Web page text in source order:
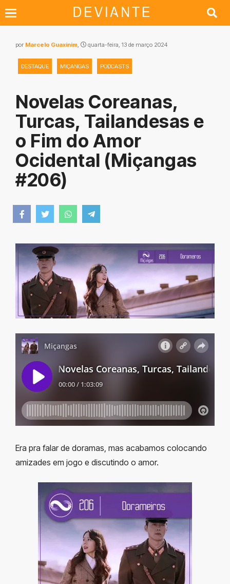
por Marcelo Guaxinim, quarta-feira, 13 de março 2024
DESTAQUE MIÇANGAS PODCASTS
Novelas Coreanas,
Turcas, Tailandesas e
o Fim do Amor
Ocidental (Miçangas
#206)
Era pra falar de doramas, mas acabamos colocando
amizades em jogo e discutindo o amor.